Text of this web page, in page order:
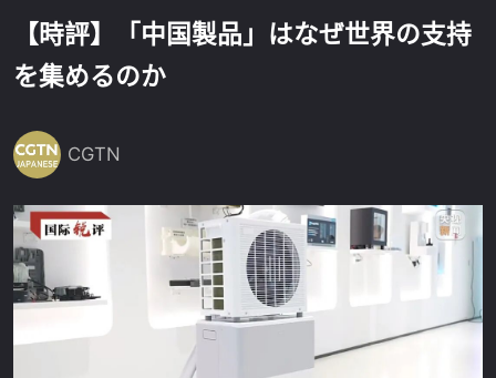
【時評】「中国製品」はなぜ世界の支持
を集めるのか
CGTN